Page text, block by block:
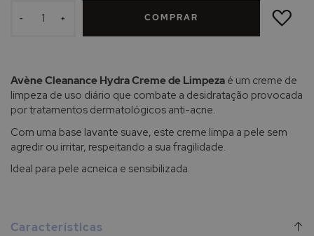
- + COMPRAR
ADICIONAR
LISTA
Avène Cleanance Hydra Creme de Limpeza é um creme de
limpeza de uso diário que combate a desidratação provocada
por tratamentos dermatológicos anti-acne.
Com uma base lavante suave, este creme limpa a pele sem
agredir ou irritar, respeitando a sua fragilidade.
Ideal para pele acneica e sensibilizada.
Características